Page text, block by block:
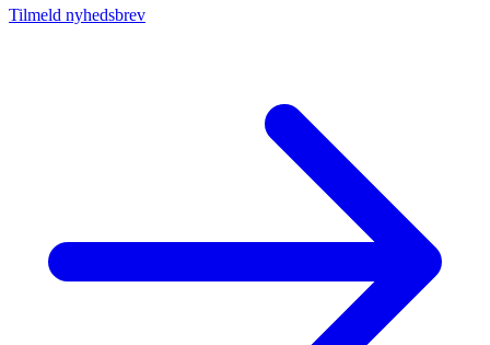
Tilmeld nyhedsbrev